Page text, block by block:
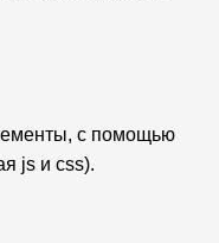
с помощью
js и css).